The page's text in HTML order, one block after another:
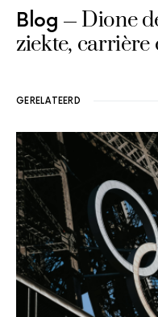
Blog
Dione
ziekte, carrière
GERELATEERD